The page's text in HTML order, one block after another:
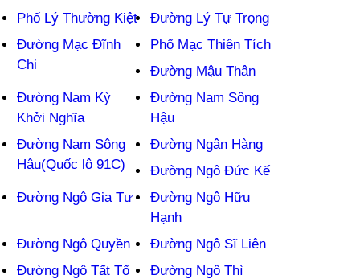
Phố Lý Thường Kiệt
Đường Lý Tự Trọng
Đường Mạc Đĩnh
Chi
Phố Mạc Thiên Tích
Đường Mậu Thân
Đường Nam Kỳ
Khởi Nghĩa
Đường Nam Sông
Hậu
Đường Nam Sông
Hậu(Quốc lộ 91C)
Đường Ngân Hàng
Đường Ngô Đức Kế
Đường Ngô Gia Tự
Đường Ngô Hữu
Hạnh
Đường Ngô Quyền
Đường Ngô Sĩ Liên
Đường Ngô Tất Tố
Đường Ngô Thì